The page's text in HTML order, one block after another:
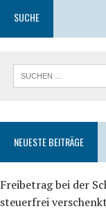
SUCHE
NEUESTE BEITRÄGE
Freibetrag bei der
steuerfrei